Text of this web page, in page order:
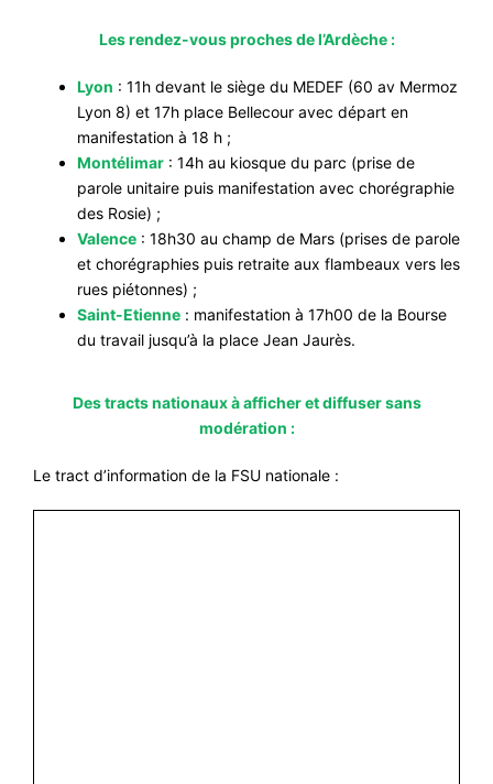
Les rendez-vous proches de l’Ardèche :
Lyon : 11h devant le siège du MEDEF (60 av Mermoz
Lyon 8) et 17h place Bellecour avec départ en
manifestation à 18 h ;
Montélimar : 14h au kiosque du parc (prise de
parole unitaire puis manifestation avec chorégraphie
des Rosie) ;
Valence : 18h30 au champ de Mars (prises de parole
et chorégraphies puis retraite aux flambeaux vers les
rues piétonnes) ;
Saint-Etienne: manifestation à 17h00 de la Bourse
du travail jusqu’à la place Jean Jaurès.
Des tracts nationaux à afficher et diffuser sans
modération :
Le tract d’information de la FSU nationale :